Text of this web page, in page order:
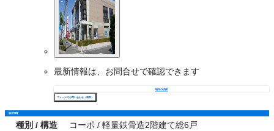
最新情報は、お問合せで確認できます
物件の詳細
フォームでお問い合わせ（無料）
物件情報
種別 / 構造 コーポ / 軽量鉄骨造2階建て総6戸